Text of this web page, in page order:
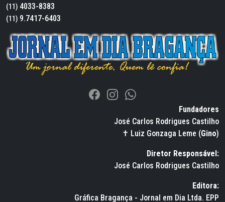
(11) 4033-8383
(11) 9.7417-6403
Fundadores
José Carlos Rodrigues Castilho
✝ Luiz Gonzaga Leme (Gino)
Diretor Responsável:
José Carlos Rodrigues Castilho
Editora:
Gráfica Bragança - Jornal em Dia Ltda. EPP